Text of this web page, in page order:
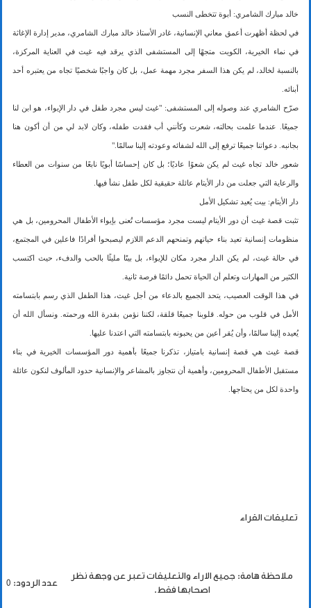
خالد مبارك الشامري: أبوة تتخطى النسب
في لحظة أظهرت أعمق معاني الإنسانية، غادر الأستاذ خالد مبارك الشامري، مدير إدارة الإغاثة
في نماء الخيرية، الكويت متجهًا إلى المستشفى الذي يرقد فيه غيث في العناية المركزة،
بالنسبة لخالد، لم يكن هذا السفر مجرد مهمة عمل، بل كان واجبًا شخصيًا تجاه من يعتبره أحد
أبنائه.
صرّح الشامري عند وصوله إلى المستشفى: "غيث ليس مجرد طفل في دار الإيواء، هو ابن لنا
جميعًا. عندما علمت بحالته، شعرت وكأنني أب فقدت طفله، وكان لابد لي من أن أكون هنا
بجانبه. دعواتنا جميعًا ترفع إلى الله لشفائه وعودته إلينا سالمًا."
شعور خالد تجاه غيث لم يكن شعوًا عاديًا؛ بل كان إحساسًا أبويًا نابعًا من سنوات من العطاء
والرعاية التي جعلت من دار الأيتام عائلة حقيقية لكل طفل نشأ فيها.
دار الأيتام: بيت يُعيد تشكيل الأمل
تثبت قصة غيث أن دور الأيتام ليست مجرد مؤسسات تُعنى بإيواء الأطفال المحرومين، بل هي
منظومات إنسانية تعيد بناء حياتهم وتمنحهم الدعم اللازم ليصبحوا أفرادًا فاعلين في المجتمع،
في حالة غيث، لم يكن الدار مجرد مكان للإيواء، بل بيتًا مليئًا بالحب والدفء، حيث اكتسب
الكثير من المهارات وتعلم أن الحياة تحمل دائمًا فرصة ثانية.
في هذا الوقت العصيب، يتحد الجميع بالدعاء من أجل غيث، هذا الطفل الذي رسم بابتسامته
الأمل في قلوب من حوله. قلوبنا جميعًا قلقة، لكننا نؤمن بقدرة الله ورحمته. ونسأل الله أن
يُعيده إلينا سالمًا، وأن يُقر أعين من يحبونه بابتسامته التي اعتدنا عليها.
قصة غيث هي قصة إنسانية بامتياز، تذكرنا جميعًا بأهمية دور المؤسسات الخيرية في بناء
مستقبل الأطفال المحرومين، وأهمية أن نتجاوز بالمشاعر والإنسانية حدود المألوف لنكون عائلة
واحدة لكل من يحتاجها.
تعليقات القراء
ملاحظة هامة: جميع الاراء والتعليقات تعبر عن وجهة نظر
اصحابها فقط.
عدد الردود: 0